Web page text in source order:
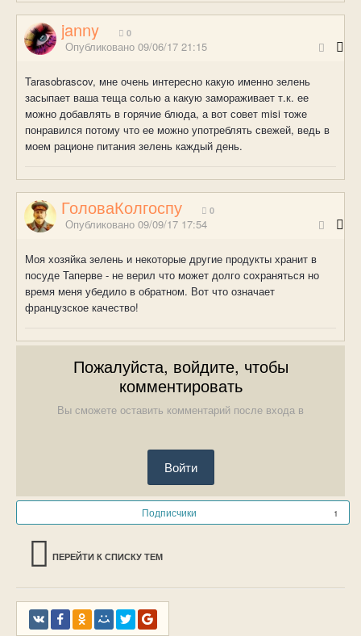
janny 0
Опубликовано 09/06/17 21:15
Tarasobrascov, мне очень интересно какую именно зелень
засыпает ваша теща солью а какую замораживает т.к. ее
можно добавлять в горячие блюда, а вот совет misi тоже
понравился потому что ее можно употреблять свежей, ведь в
моем рационе питания зелень каждый день.
ГоловаКолгоспу 0
Опубликовано 09/09/17 17:54
Моя хозяйка зелень и некоторые другие продукты хранит в
посуде Таперве - не верил что может долго сохраняться но
время меня убедило в обратном. Вот что означает
французское качество!
Пожалуйста, войдите, чтобы
комментировать
Вы сможете оставить комментарий после входа в
Войти
Подписчики 1
ПЕРЕЙТИ К СПИСКУ ТЕМ